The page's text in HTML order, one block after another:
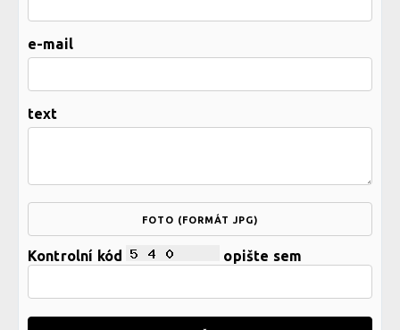
e-mail
text
FOTO (FORMÁT JPG)
Kontrolní kód opište sem